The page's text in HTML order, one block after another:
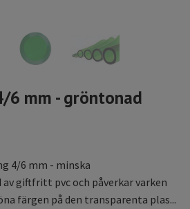
6 mm - gröntonad
4/6 mm - minska
giftfritt pvc och påverkar varken
färgen på den transparenta plas...